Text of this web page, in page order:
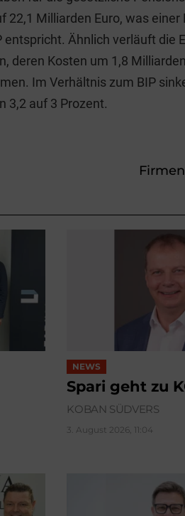
22,1 Milliarden Euro, was einer
entspricht. Ähnlich verläuft die
deren Kosten um 1,8
Im Verhältnis zum BIP
3,2 auf 3 Prozent.
NEWS
Spari geht zu
KOBAN SÜDVERS
3. August 2026, 11:04